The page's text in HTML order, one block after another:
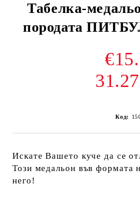
Табелка-
породата
Код:
Искате Вашето куче да се
Този медальон във формата
него!